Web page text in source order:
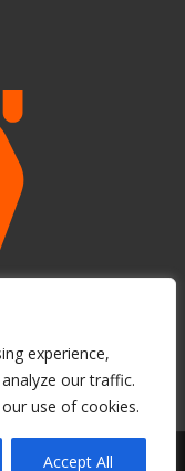
experience,
our traffic.
use of cookies.
Accept All